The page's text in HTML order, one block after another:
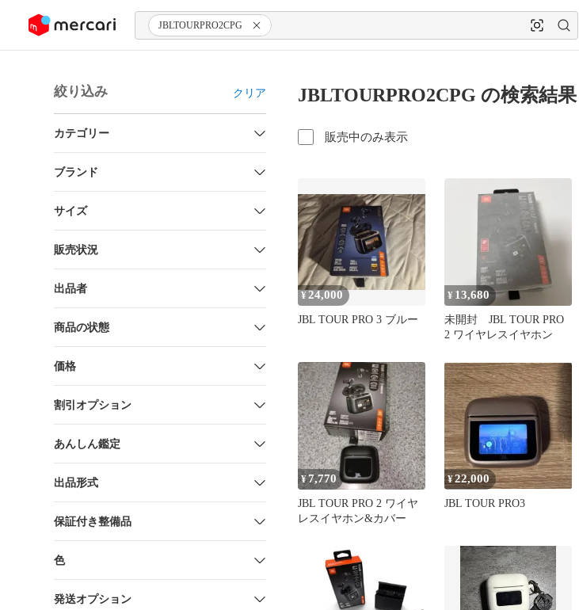
ツにスキップ JBLTOURPRO2CPG
絞り込み クリア
カテゴリー
ブランド
サイズ
販売状況
出品者
商品の状態
価格
割引オプション
あんしん鑑定
出品形式
保証付き整備品
色
発送オプション
JBLTOURPRO2CPG の検索結果
販売中のみ表示
¥ 24,000
JBL TOUR PRO 3 ブルー
¥ 13,680
未開封 JBL TOUR PRO
2 ワイヤレスイヤホン
¥7,770
JBL TOUR PRO 2 ワイヤ
レスイヤホン&カバー
¥22,000
JBL TOUR PRO3